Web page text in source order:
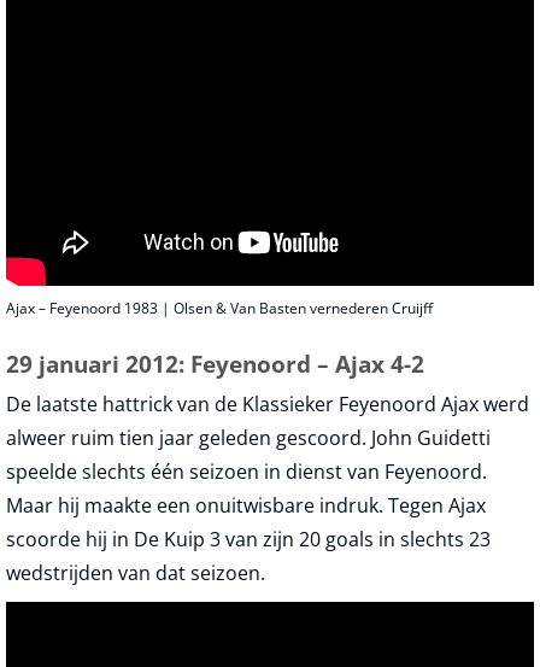
Ajax – Feyenoord 1983 | Olsen & Van Basten vernederen Cruijff
29 januari 2012: Feyenoord – Ajax 4-2
De laatste hattrick van de Klassieker Feyenoord Ajax werd
alweer ruim tien jaar geleden gescoord. John Guidetti
speelde slechts één seizoen in dienst van Feyenoord.
Maar hij maakte een onuitwisbare indruk. Tegen Ajax
scoorde hij in De Kuip 3 van zijn 20 goals in slechts 23
wedstrijden van dat seizoen.